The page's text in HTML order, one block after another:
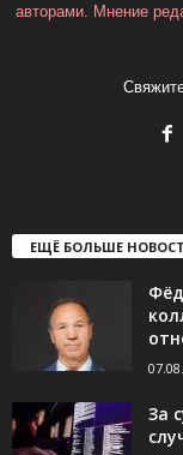
авторами. Мнение
ЕЩЁ БОЛЬШЕ
За